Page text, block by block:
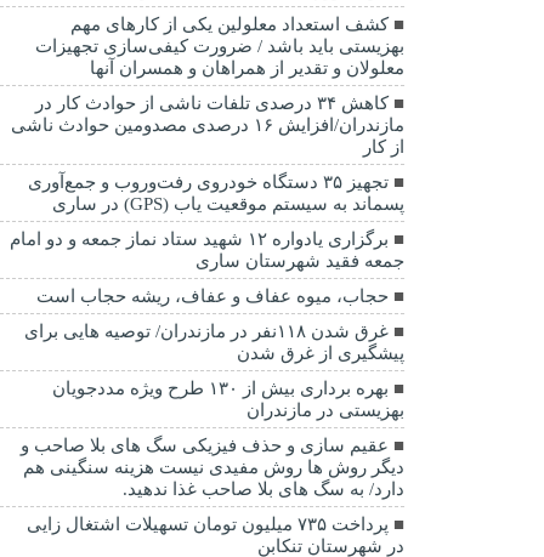
کشف استعداد معلولین یکی از کارهای مهم
بهزیستی باید باشد / ضرورت کیفی‌سازی تجهیزات
معلولان و تقدیر از همراهان و همسران آنها
کاهش ۳۴ درصدی تلفات ناشی از حوادث كار در
مازندران/افزایش ۱۶ درصدی مصدومین حوادث ناشی
از کار
تجهیز ۳۵ دستگاه خودروی رفت‌وروب و جمع‌آوری
پسماند به سیستم موقعیت یاب (GPS) در ساری
برگزاری یادواره ۱۲ شهید ستاد نماز جمعه و دو امام
جمعه فقید شهرستان ساری
حجاب، میوه عفاف و عفاف، ریشه حجاب است
غرق شدن ۱۱۸نفر در مازندران/ توصيه هايی برای
پيشگيری از غرق شدن
بهره برداری بیش از ۱۳۰ طرح ویژه مددجویان
بهزیستی در مازندران
عقیم سازی و حذف فیزیکی سگ های بلا صاحب و
دیگر روش ها روش مفیدی نیست هزینه سنگینی هم
دارد/ به سگ های بلا صاحب غذا ندهید.
پرداخت ۷۳۵ میلیون تومان تسهیلات اشتغال زایی
در شهرستان تنکابن